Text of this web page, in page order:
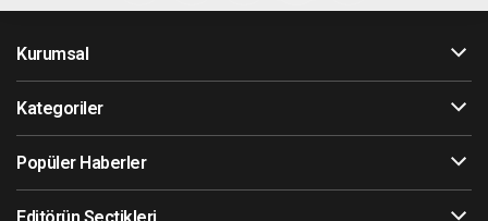
Kurumsal
Kategoriler
Popüler Haberler